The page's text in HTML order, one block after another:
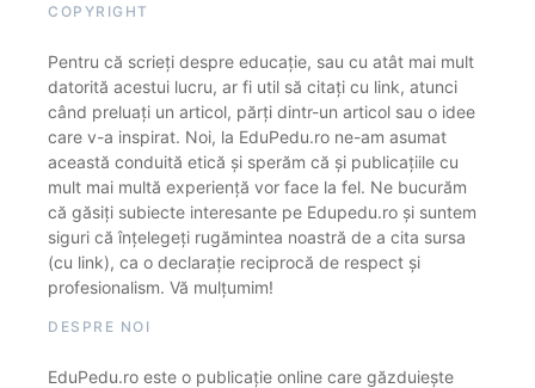
COPYRIGHT
Pentru că scrieți despre educație, sau cu atât mai mult
datorită acestui lucru, ar fi util să citați cu link, atunci
când preluați un articol, părți dintr-un articol sau o idee
care v-a inspirat. Noi, la EduPedu.ro ne-am asumat
această conduită etică și sperăm că și publicațiile cu
mult mai multă experiență vor face la fel. Ne bucurăm
că găsiți subiecte interesante pe Edupedu.ro și suntem
siguri că înțelegeți rugămintea noastră de a cita sursa
(cu link), ca o declarație reciprocă de respect și
profesionalism. Vă mulțumim!
DESPRE NOI
EduPedu.ro este o publicație online care găzduiește